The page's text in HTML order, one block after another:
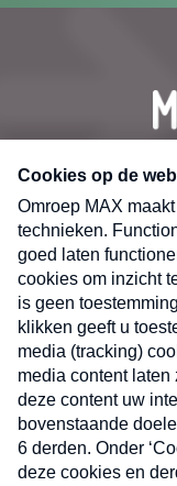
CONTACT